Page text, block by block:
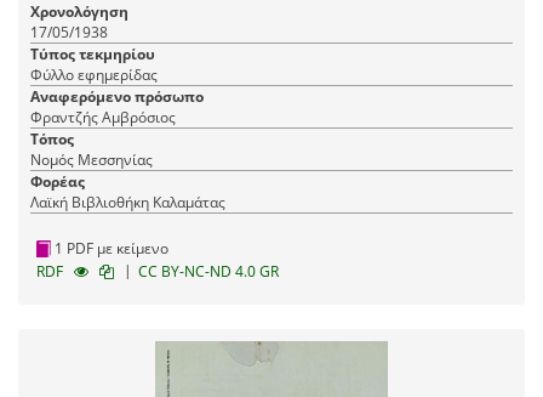
Χρονολόγηση
17/05/1938
Τύπος τεκμηρίου
Φύλλο εφημερίδας
Αναφερόμενο πρόσωπο
Φραντζής Αμβρόσιος
Τόπος
Νομός Μεσσηνίας
Φορέας
Λαϊκή Βιβλιοθήκη Καλαμάτας
1 PDF με κείμενο
RDF
| CC BY-NC-ND 4.0 GR